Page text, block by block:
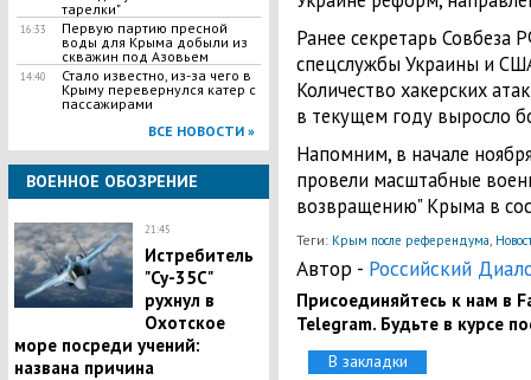
тарелки"
16:33
Первую партию пресной
воды для Крыма добыли из
скважин под Азовьем
14:40
Стало известно, из-за чего в
Крыму перевернулся катер с
пассажирами
ВСЕ НОВОСТИ »
ВОЕННОЕ ОБОЗРЕНИЕ
21:45
Истребитель
"Су-35С"
рухнул в
Охотское
море посреди учений:
названа причина
Ранее секретарь
спецслужбы Украины и
Количество хакерских
в текущем году выросло
Напомним, в начале
провели масштабные
возвращению" Крыма в
Теги: Крым после референдума,
Автор - Российский
Присоединяйтесь к нам в
Telegram. Будьте в курсе
В закладки